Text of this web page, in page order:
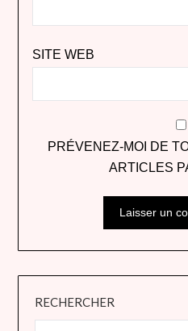
SITE WEB
PRÉVENEZ-MOI DE
ARTICLES
RECHERCHER